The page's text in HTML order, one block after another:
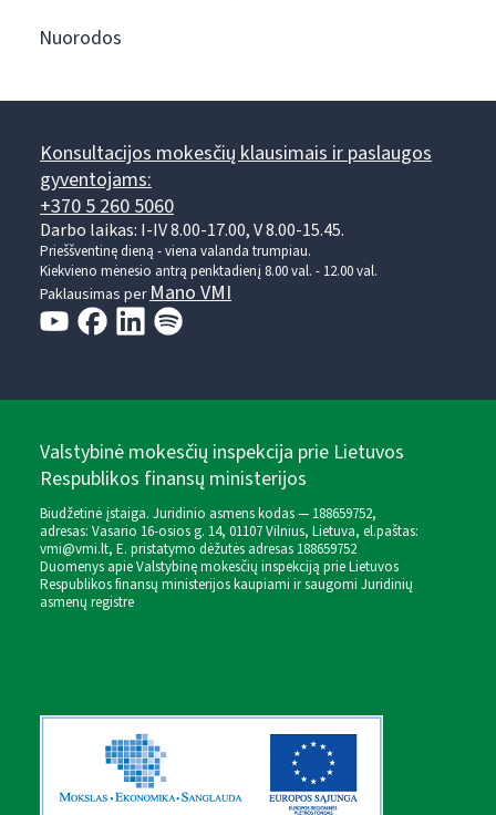
Nuorodos
Konsultacijos mokesčių klausimais ir paslaugos
gyventojams:
+370 5 260 5060
Darbo laikas: I-IV 8.00-17.00, V 8.00-15.45.
Prieššventinę dieną - viena valanda trumpiau.
Kiekvieno mėnesio antrą penktadienį 8.00 val. - 12.00 val.
Paklausimas perMano VMI
Valstybinė mokesčių inspekcija prie Lietuvos
Respublikos finansų ministerijos
Biudžetinė įstaiga. Juridinio asmens kodas — 188659752,
adresas: Vasario 16-osios g. 14, 01107 Vilnius, Lietuva, el.paštas:
vmi@vmi.lt, E. pristatymo dėžutės adresas 188659752
Duomenys apie Valstybinę mokesčių inspekciją prie Lietuvos
Respublikos finansų ministerijos kaupiami ir saugomi Juridinių
asmenų registre